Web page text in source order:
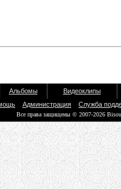
Альбомы
Видеоклипы
Администрация Служба
Все права защищены © 2007-2026